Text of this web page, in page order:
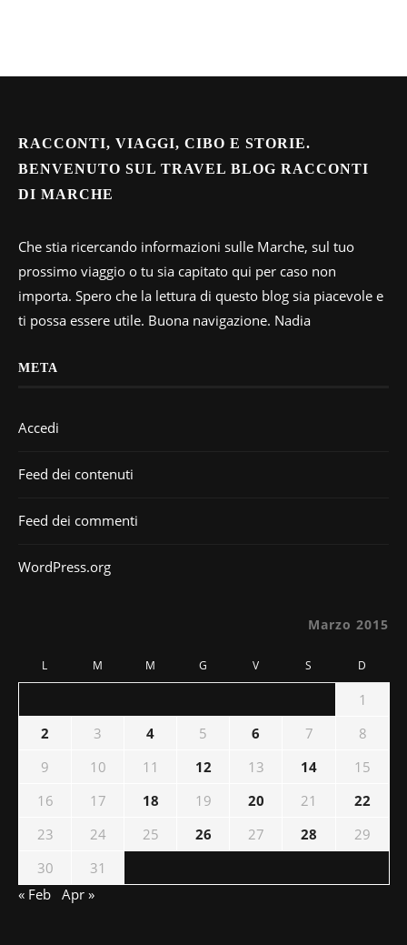
RACCONTI, VIAGGI, CIBO E STORIE.
BENVENUTO SUL TRAVEL BLOG RACCONTI
DI MARCHE
Che stia ricercando informazioni sulle Marche, sul tuo
prossimo viaggio o tu sia capitato qui per caso non
importa. Spero che la lettura di questo blog sia piacevole e
ti possa essere utile. Buona navigazione. Nadia
META
Accedi
Feed dei contenuti
Feed dei commenti
WordPress.org
Marzo 2015
L M M G V S D
1
2
3 4 5 6 7
8
9
10 11 12 13 14
15
16
17 18 19 20 21
22
23
24 25 26 27 28
29
30
31
« Feb Apr »